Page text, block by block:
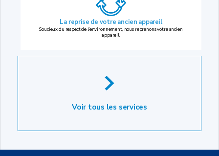
La reprise de votre ancien appareil
Soucieux du respect de l’environnement, nous reprenons votre ancien
appareil.
Voir tous les services